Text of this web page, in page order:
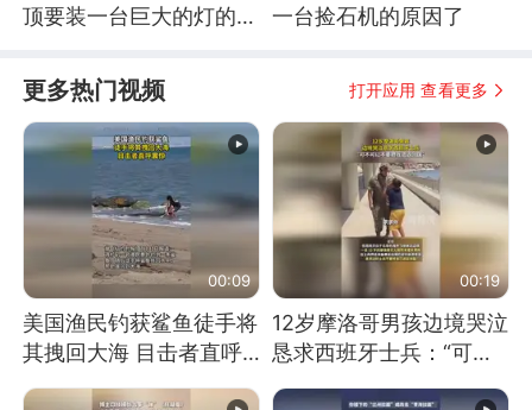
顶要装一台巨大的灯的原
一台捡石机的原因了
更多热门视频 打开应用 查看更多
00:09
美国渔民钓获鲨鱼徒手将
其拽回大海 目击者直呼
00:19
12岁摩洛哥男孩边境哭泣
恳求西班牙士兵：“可不